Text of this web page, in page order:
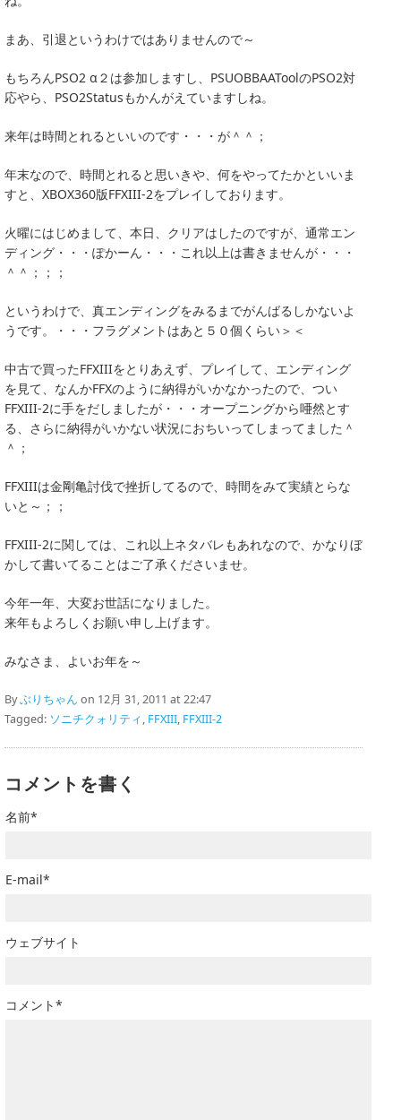
まあ、引退というわけではありませんので～
もちろんPSO2 α２は参加しますし、PSUOBBAAToolのPSO2対
応やら、PSO2Statusもかんがえていますしね。
来年は時間とれるといいのです・・・が＾＾；
年末なので、時間とれると思いきや、何をやってたかといいま
すと、XBOX360版FFXIII-2をプレイしております。
火曜にはじめまして、本日、クリアはしたのですが、通常エン
ディング・・・ぽかーん・・・これ以上は書きませんが・・・
＾＾；；；
というわけで、真エンディングをみるまでがんばるしかないよ
うです。・・・フラグメントはあと５０個くらい＞＜
中古で買ったFFXIIIをとりあえず、プレイして、エンディング
を見て、なんかFFXのように納得がいかなかったので、つい
FFXIII-2に手をだしましたが・・・オープニングから唖然とす
る、さらに納得がいかない状況におちいってしまってました＾
＾；
FFXIIIは金剛亀討伐で挫折してるので、時間をみて実績とらな
いと～；；
FFXIII-2に関しては、これ以上ネタバレもあれなので、かなりぼ
かして書いてることはご了承くださいませ。
今年一年、大変お世話になりました。
来年もよろしくお願い申し上げます。
みなさま、よいお年を～
Byぶりちゃん on 12月 31, 2011 at 22:47
Tagged: ソニチクォリティ, FFXIII, FFXIII-2
コメントを書く
名前*
E-mail*
ウェブサイト
コメント*